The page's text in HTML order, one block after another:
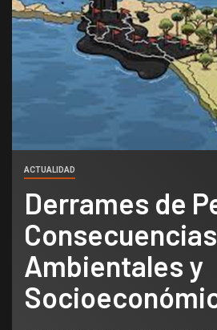
ACTUALIDAD
Derrames de
Consecuencias
Ambientales y